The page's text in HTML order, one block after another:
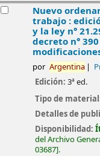
Nuevo
trabajo :
y la ley n°
decreto n°
por Argentina
Edición:3ª ed.
Tipo de
Detalles de
Disponibilidad:
del Archivo
03687 .